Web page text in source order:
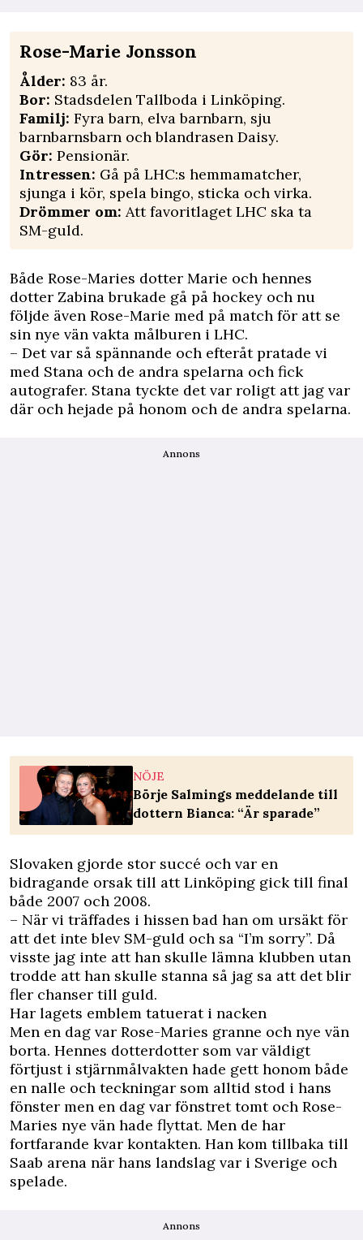
Rose-Marie Jonsson
Ålder: 83 år.
Bor: Stadsdelen Tallboda i Linköping.
Familj: Fyra barn, elva barnbarn, sju
barnbarnsbarn och blandrasen Daisy.
Gör: Pensionär.
Intressen: Gå på LHC:s hemmamatcher,
sjunga i kör, spela bingo, sticka och virka.
Drömmer om: Att favoritlaget LHC ska ta
SM-guld.
Både Rose-Maries dotter Marie och hennes
dotter Zabina brukade gå på hockey och nu
följde även Rose-Marie med på match för att se
sin nye vän vakta målburen i LHC.
– Det var så spännande och efteråt pratade vi
med Stana och de andra spelarna och fick
autografer. Stana tyckte det var roligt att jag var
där och hejade på honom och de andra spelarna.
Annons
NÖJE
Börje Salmings meddelande till
dottern Bianca: “Är sparade”
Slovaken gjorde stor succé och var en
bidragande orsak till att Linköping gick till final
både 2007 och 2008.
– När vi träffades i hissen bad han om ursäkt för
att det inte blev SM-guld och sa “I’m sorry”. Då
visste jag inte att han skulle lämna klubben utan
trodde att han skulle stanna så jag sa att det blir
fler chanser till guld.
Har lagets emblem tatuerat i nacken
Men en dag var Rose-Maries granne och nye vän
borta. Hennes dotterdotter som var väldigt
förtjust i stjärnmålvakten hade gett honom både
en nalle och teckningar som alltid stod i hans
fönster men en dag var fönstret tomt och Rose-
Maries nye vän hade flyttat. Men de har
fortfarande kvar kontakten. Han kom tillbaka till
Saab arena när hans landslag var i Sverige och
spelade.
Annons